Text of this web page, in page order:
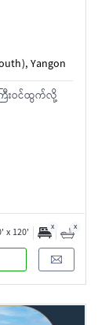
Yangon
ြီးဝင်ထွက်လို့
x 120' x x